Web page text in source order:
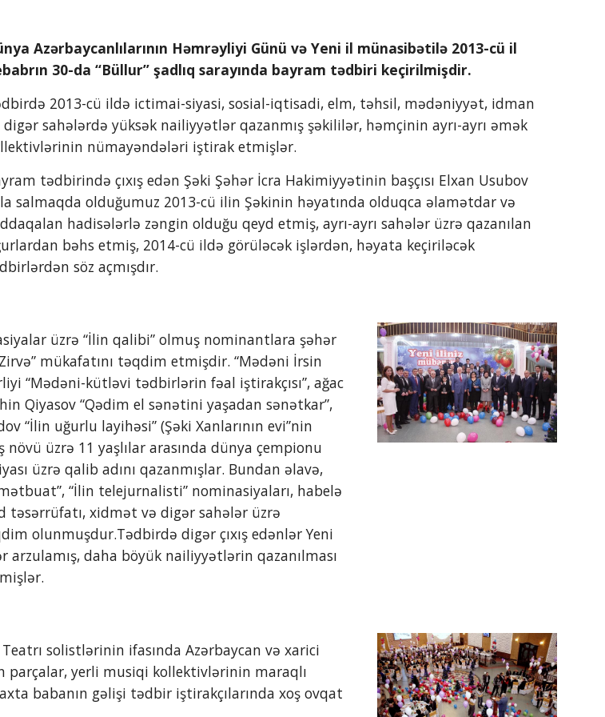
Azərbaycanlılarının Həmrəyliyi Günü və Yeni il münasibətilə 2013-cü il
30-da “Büllur” şadlıq sarayında bayram tədbiri keçirilmişdir.
2013-cü ildə ictimai-siyasi, sosial-iqtisadi, elm, təhsil, mədəniyyət, idman
digər sahələrdə yüksək nailiyyətlər qazanmış şəkililər, həmçinin ayrı-ayrı əmək
nümayəndələri iştirak etmişlər.
tədbirində çıxış edən Şəki Şəhər İcra Hakimiyyətinin başçısı Elxan Usubov
salmaqda olduğumuz 2013-cü ilin Şəkinin həyatında olduqca əlamətdar və
hadisələrlə zəngin olduğu qeyd etmiş, ayrı-ayrı sahələr üzrə qazanılan
bəhs etmiş, 2014-cü ildə görüləcək işlərdən, həyata keçiriləcək
söz açmışdır.
üzrə “İlin qalibi” olmuş nominantlara şəhər
mükafatını təqdim etmişdir. “Mədəni İrsin
“Mədəni-kütləvi tədbirlərin fəal iştirakçısı”, ağac
Qiyasov “Qədim el sənətini yaşadan sənətkar”,
“İlin uğurlu layihəsi” (Şəki Xanlarının evi”nin
növü üzrə 11 yaşlılar arasında dünya çempionu
üzrə qalib adını qazanmışlar. Bundan əlavə,
“İlin telejurnalisti” nominasiyaları, habelə
təsərrüfatı, xidmət və digər sahələr üzrə
olunmuşdur.Tədbirdə digər çıxış edənlər Yeni
arzulamış, daha böyük nailiyyətlərin qazanılması
solistlərinin ifasında Azərbaycan və xarici
parçalar, yerli musiqi kollektivlərinin maraqlı
babanın gəlişi tədbir iştirakçılarında xoş ovqat